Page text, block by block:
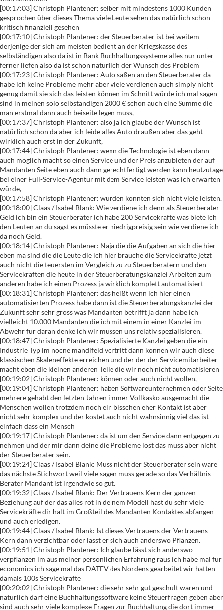
[00:17:03] Christoph Plantener: selber mit mindestens 1000 Kunden
gesprochen über dieses Thema viele Leute sehen das natürlich schon
kritisch finanziell gesehen
[00:17:10] Christoph Plantener: der Steuerberater ist bei weitem
derjenige der sich am meisten bedient an der Kriegskasse des
selbständigen also da ist in Bank Buchhaltungssysteme alles nur unter
ferner liefen also da ist schon natürlich der Wunsch des Problem
[00:17:23] Christoph Plantener: Auto saßen an den Steuerberater da
habe ich keine Probleme mehr aber viele verdienen auch simply nicht
genug damit sie sich das leisten können im Schnitt würde ich mal sagen
sind in meinen solo selbständigen 2000 € schon auch eine Summe die
man erstmal dann auch beiseite legen muss,
[00:17:37] Christoph Plantener: also ja ich glaube der Wunsch ist
natürlich schon da aber ich leide alles Auto draußen aber das geht
wirklich auch erst in der Zukunft,
[00:17:44] Christoph Plantener: wenn die Technologie ist eben dann
auch möglich macht so einen Service und der Preis anzubieten der auf
Mandanten Seite eben auch dann gerechtfertigt werden kann heutzutage
bei einer Full-Service-Agentur mit dem Service leisten was ich erwarten
würde,
[00:17:58] Christoph Plantener: würden könnten sich nicht viele leisten.
[00:18:00] Claas / Isabel Blank: Wie verdiene ich denn als Steuerberater
Geld ich bin ein Steuerberater ich habe 200 Servicekräfte was biete ich
den Leuten an du sagst es müsste er niedrigpreisig sein wie verdiene ich
da noch Geld.
[00:18:14] Christoph Plantener: Naja die die Aufgaben an sich die hier
eben ma sind die die Leute die ich hier brauche die Servicekräfte jetzt
auch nicht die teuersten im Vergleich zu zu Steuerberatern und den
Servicekräften die heute in der Steuerberatungskanzlei Arbeiten zum
anderen habe ich einen Prozess ja wirklich komplett automatisiert
[00:18:31] Christoph Plantener: das heißt wenn ich hier einen
automatisierten Prozess habe dann ist die Steuerberatungskanzlei der
Zukunft sehr sehr gross was Mandanten betrifft ja dann habe ich
vielleicht 10.000 Mandanten die ich mit einem in einer Kanzlei im
Abwehr für daran denke ich wir müssen uns relativ spezialisieren.
[00:18:47] Christoph Plantener: Spezialisierte Kanzlei geben die ein
Industrie Typ im nocne mändlfeld vertritt dann können wir auch diese
klassischen Skaleneffekte erreichen und der der der Servicemitarbeiter
macht eben die kleinen anderen Teile die wir noch nicht automatisieren
[00:19:02] Christoph Plantener: können oder auch nicht wollen,
[00:19:04] Christoph Plantener: haben Softwareunternehmen oder Seite
mehrere gehabt den letzten Jahren immer Vollkasko ausgemacht die
Menschen wollen trotzdem noch ein bisschen eher Kontakt ist aber
nicht sehr komplex und der kostet auch nicht wahnsinnig viel das ist
einfach dass ein Mensch
[00:19:17] Christoph Plantener: da ist um den Service dann entgegen zu
nehmen und der mir dann deine die Probleme löst das muss aber nicht
der Steuerberater sein.
[00:19:24] Claas / Isabel Blank: Muss nicht der Steuerberater sein wäre
das nächste Stichwort weil viele sagen muss gerade so das Verhältnis
Berater Mandant ist irgendwie so gut.
[00:19:32] Claas / Isabel Blank: Der Vertrauens Kern der ganzen
Beziehung auf der das alles rot in deinem Modell hast du sehr viele
Servicekräfte dir halt im Großteil des Mandanten Kontaktes abfangen
und auch erledigen.
[00:19:44] Claas / Isabel Blank: Ist dieses Vertrauens der Vertrauens
Kern dann verzichtbar oder lässt er sich auch anderswo Pflanzen.
[00:19:51] Christoph Plantener: Ich glaube lässt sich anderswo
verpflanzen im aus meiner persönlichen Erfahrung raus ich habe mal für
economics ich sage mal das DATEV des Nordens gearbeitet wir hatten
damals 100s Servicekräfte
[00:20:02] Christoph Plantener: die sehr sehr gut geschult waren und
natürlich darf eine Buchhaltungssoftware keine Steuerfragen geben aber
sind auch sehr viele komplexe Fragen zur Buchhaltung die dort immer